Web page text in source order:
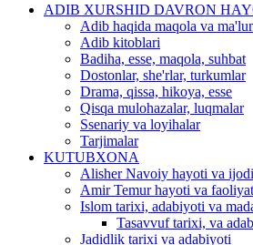
ADIB XURSHID DAVRON
Adib haqida maqola va
Adib kitoblari
Badiha, esse, maqola, suhbat
Dostonlar, she'rlar, turkumlar
Drama, qissa, hikoya, esse
Qisqa mulohazalar, luqmalar
Ssenariy va loyihalar
Tarjimalar
KUTUBXONA
Alisher Navoiy hayoti va ijodi
Amir Temur hayoti va
Islom tarixi, adabiyoti va
Tasavvuf tarixi, va
Jadidlik tarixi va adabiyoti